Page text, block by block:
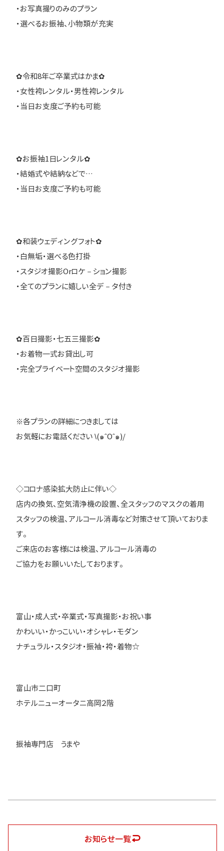
・お写真撮りのみのプラン
・選べるお振袖、小物類が充実
✿令和8年ご卒業式はかま✿
・女性袴レンタル・男性袴レンタル
・当日お支度ご予約も可能
✿お振袖1日レンタル✿
・結婚式や結納などで…
・当日お支度ご予約も可能
✿和装ウェディングフォト✿
・白無垢・選べる色打掛
・スタジオ撮影Orロケ－ション撮影
・全てのプランに嬉しい全デ－タ付き
✿百日撮影・七五三撮影✿
・お着物一式お貸出し可
・完全プライベート空間のスタジオ撮影
※各プランの詳細につきましては
お気軽にお電話ください \(๑ˆOˆ๑)/
◇コロナ感染拡大防止に伴い◇
店内の換気、空気清浄機の設置、全スタッフのマスクの着用
スタッフの検温、アルコール消毒など対策させて頂いておりま
す。
ご来店のお客様には検温、アルコール消毒の
ご協力をお願いいたしております。
富山・成人式・卒業式・写真撮影・お祝い事
かわいい・かっこいい・オシャレ・モダン
ナチュラル・スタジオ・振袖・袴・着物☆
富山市二口町
ホテルニューオータニ高岡２階
振袖専門店 うまや
お知らせ一覧